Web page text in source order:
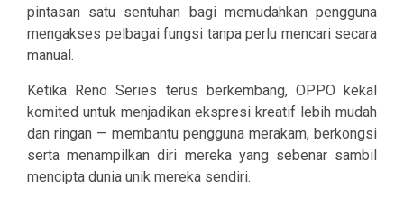
pintasan satu sentuhan bagi memudahkan pengguna
mengakses pelbagai fungsi tanpa perlu mencari secara
manual.
Ketika Reno Series terus berkembang, OPPO kekal
komited untuk menjadikan ekspresi kreatif lebih mudah
dan ringan — membantu pengguna merakam, berkongsi
serta menampilkan diri mereka yang sebenar sambil
mencipta dunia unik mereka sendiri.